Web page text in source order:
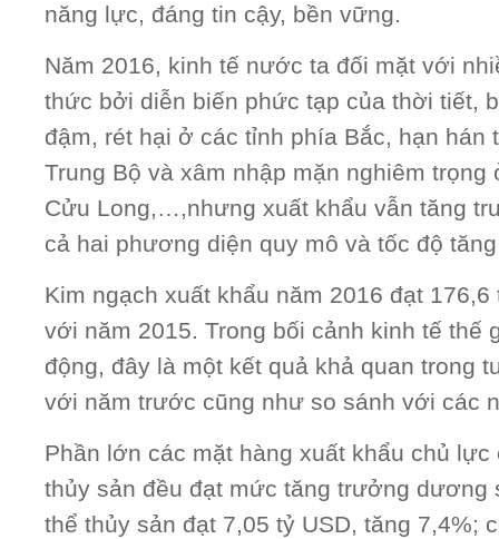
năng lực, đáng tin cậy, bền vững.
Năm 2016, kinh tế nước ta đối mặt với
thức bởi diễn biến phức tạp của thời tiết,
đậm, rét hại ở các tỉnh phía Bắc, hạn hán
Trung Bộ và xâm nhập mặn nghiêm
Cửu Long,…,nhưng xuất khẩu vẫn tăng
cả hai phương diện quy mô và tốc độ
Kim ngạch xuất khẩu năm 2016 đạt 176,6
với năm 2015. Trong bối cảnh kinh tế thế
động, đây là một kết quả khả quan trong
với năm trước cũng như so sánh với các
Phần lớn các mặt hàng xuất khẩu chủ lực
thủy sản đều đạt mức tăng trưởng dương
thể thủy sản đạt 7,05 tỷ USD, tăng 7,4%;